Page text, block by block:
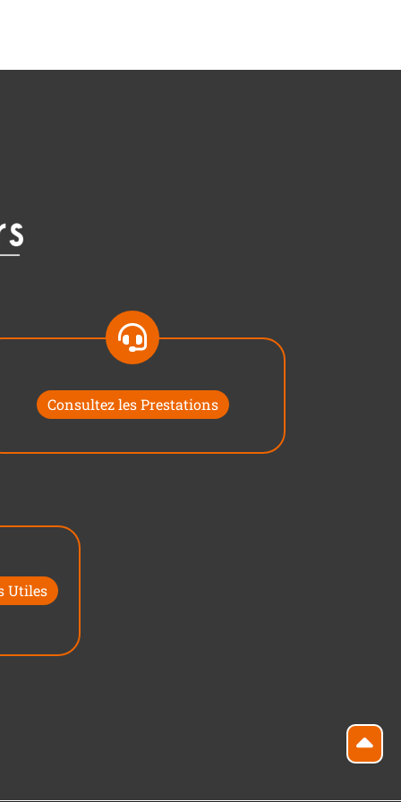
Consultez les Prestations
Utiles